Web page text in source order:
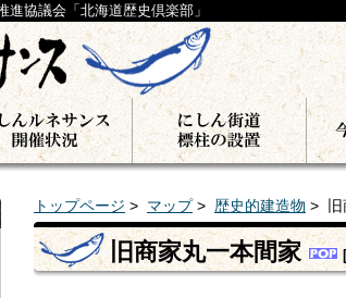
協議会「北海道歴史倶楽部」
トップページ > マップ> 歴史的建造物 > 旧
旧商家丸一本間家 [